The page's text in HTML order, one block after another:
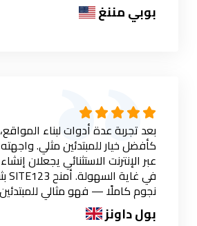
بوبي مننغ
كأفضل خيار للمبتدئين مثلي.
عبر الإنترنت الاستثنائي يجعلان
نجوم كاملًا — فهو مثالي
بول داونز